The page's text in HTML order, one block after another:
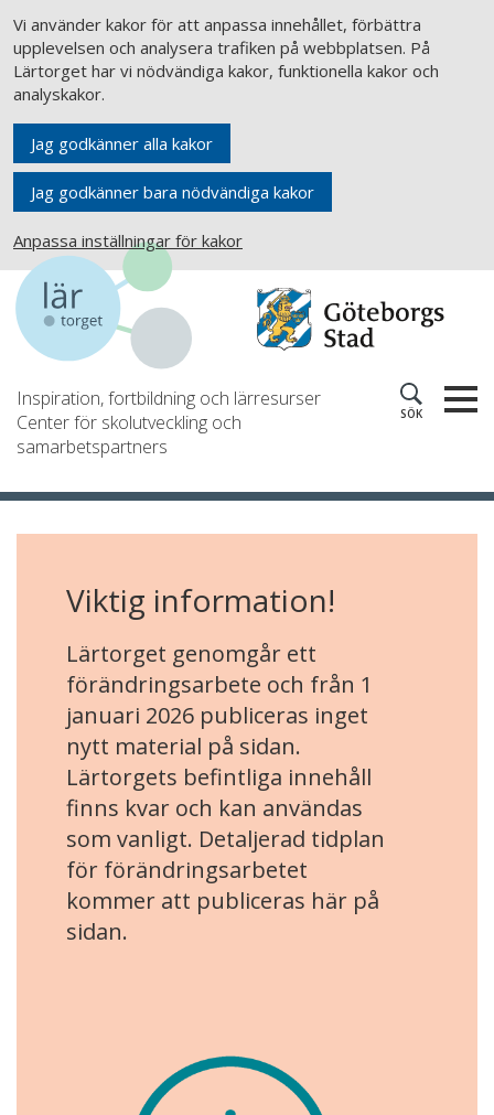
Vi använder kakor för att anpassa innehållet, förbättra
upplevelsen och analysera trafiken på webbplatsen. På
Lärtorget har vi nödvändiga kakor, funktionella kakor och
analyskakor.
Jag godkänner alla kakor
Jag godkänner bara nödvändiga kakor
Anpassa inställningar för kakor
Inspiration, fortbildning och lärresurser
Center för skolutveckling och
samarbetspartners
SÖK
Viktig information!
Lärtorget genomgår ett
förändringsarbete och från 1
januari 2026 publiceras inget
nytt material på sidan.
Lärtorgets befintliga innehåll
finns kvar och kan användas
som vanligt. Detaljerad tidplan
för förändringsarbetet
kommer att publiceras här på
sidan.